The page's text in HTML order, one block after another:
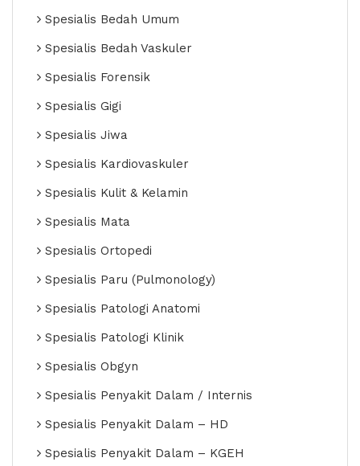
Spesialis Bedah Umum
Spesialis Bedah Vaskuler
Spesialis Forensik
Spesialis Gigi
Spesialis Jiwa
Spesialis Kardiovaskuler
Spesialis Kulit & Kelamin
Spesialis Mata
Spesialis Ortopedi
Spesialis Paru (Pulmonology)
Spesialis Patologi Anatomi
Spesialis Patologi Klinik
Spesialis Obgyn
Spesialis Penyakit Dalam / Internis
Spesialis Penyakit Dalam – HD
Spesialis Penyakit Dalam – KGEH